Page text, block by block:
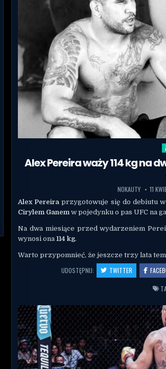
Alex Pereira waży 114 kg na
NOKAUTY 11
Alex Pereira przygotowuje się do debiutu
Cirylem Ganem w pojedynku o pas UFC na
Na dwa miesiące przed wydarzeniem
wynosi ona114 kg.
Warto przypomnieć, że jeszcze trzy lata
UDOSTĘPNIJ: TWITTER